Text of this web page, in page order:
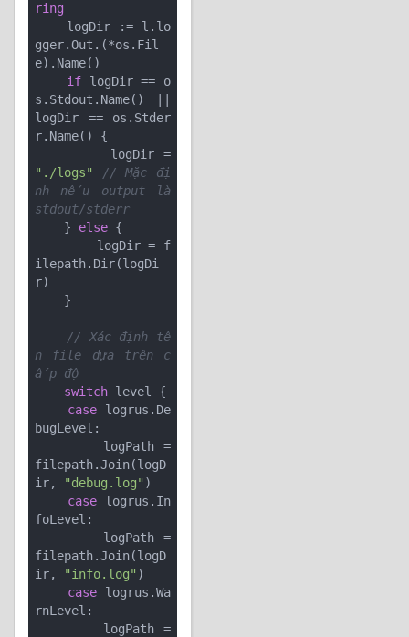
ring
gger.Out.(*os.Fil
e).Name()
if logDir == o
s.Stdout.Name() ||
logDir == os.Stder
r.Name() {
        logDir =
"./logs"
// Mặc đị
nh nếu output là
stdout/stderr
    }
else {
ilepath.Dir(logDi
r)
// Xác định tê
n file dựa trên c
ấp độ
switch level {
case logrus.De
bugLevel:
filepath.Join(logD
ir,
"debug.log" )
case logrus.In
foLevel:
filepath.Join(logD
ir,
"info.log" )
case logrus.Wa
rnLevel: